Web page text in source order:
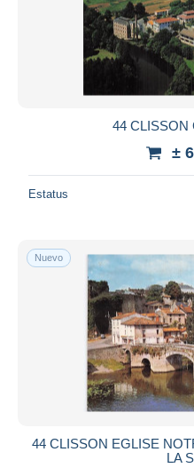
44 CLISSON
±
Estatus
Nuevo
44 CLISSON EGLISE
LA